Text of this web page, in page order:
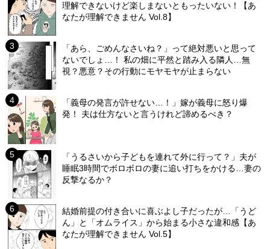
理解できないけど楽しまないともったいない！【あ
なたが理解できません Vol.8】
「あら、ごめんなさいね？」って絶対悪いと思って
ないでしょ…！ 私の畑に平然と踏み入る隣人…無
視？悪意？その行動にモヤモヤが止まらない
「義母の発言が許せない…！」嫁が義母に怒り爆
発！ 夫は仕方ないと言うけれど諦めるべき？
「うるさいから子どもを連れて外に行って？」夫が
睡眠3時間でボロボロの妻に追い打ちをかける…妻の
反撃なるか？
結婚前提の付き合いに喜ぶよし子だったが…「うど
ん」と「オムライス」から始まる小さな違和感【あ
なたが理解できません Vol.5】